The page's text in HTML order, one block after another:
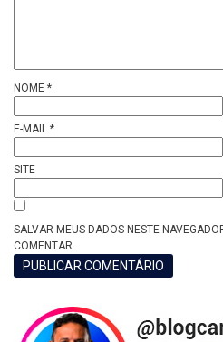
NOME *
E-MAIL *
SITE
SALVAR MEUS DADOS NESTE
COMENTAR.